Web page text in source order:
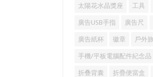
太陽花水晶獎座 工具
廣告USB手指 廣告尺
廣告紙杯 徽章 戶外
手機/平板電腦配件紀念品
折叠背囊 折疊便當盒